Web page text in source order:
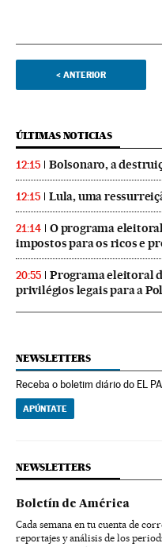
< ANTERIOR
ÚLTIMAS NOTICIAS
12:15 Bolsonaro, a
12:15 Lula, uma
21:14
O programa
impostos para os ricos e
20:55
Programa eleitoral
privilégios legais para a
NEWSLETTERS
Receba o boletim diário do EL
APÚNTATE
NEWSLETTERS
Boletín de América
Cada semana en tu cuenta de
reportajes y análisis de los